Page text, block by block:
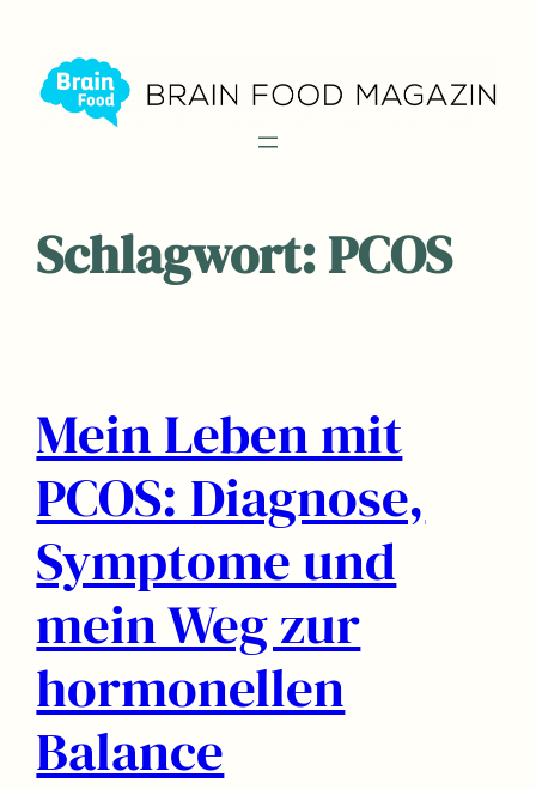
Inhalt
springen
Schlagwort:PCOS
Mein Leben mit
PCOS: Diagnose,
Symptome und
mein Weg zur
hormonellen
Balance